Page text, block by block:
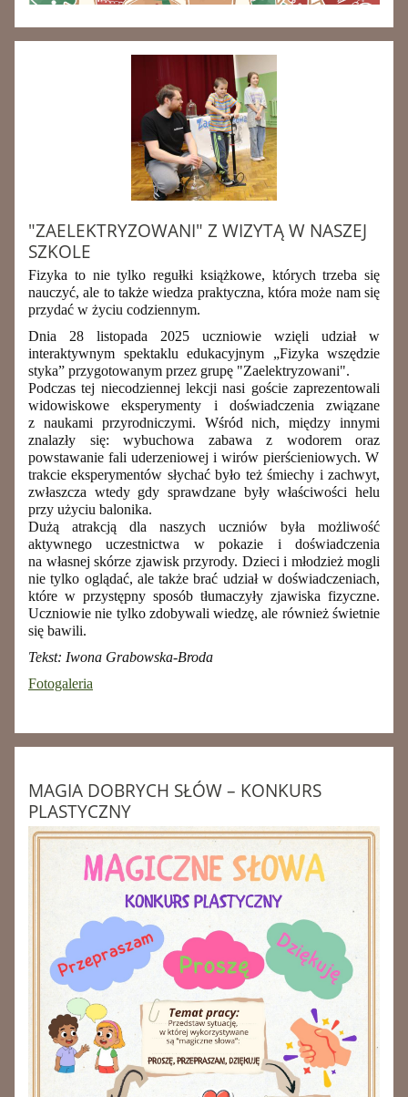
"ZAELEKTRYZOWANI" Z WIZYTĄ W NASZEJ
SZKOLE
Fizyka to nie tylko regułki książkowe, których trzeba się
nauczyć, ale to także wiedza praktyczna, która może nam się
przydać w życiu codziennym.
Dnia 28 listopada 2025 uczniowie wzięli udział w
interaktywnym spektaklu edukacyjnym „Fizyka wszędzie
styka” przygotowanym przez grupę "Zaelektryzowani".
Podczas tej niecodziennej lekcji nasi gościezaprezentowali
widowiskowe eksperymenty i doświadczenia związane
z naukami przyrodniczymi. Wśród nich,
między innymi
znalazły się: wybuchowa zabawa z wodorem oraz
powstawanie fali uderzeniowej i wirów pierścieniowych. W
trakcie eksperymentów słychać było też śmiechy i zachwyt,
zwłaszcza wtedy gdy sprawdzane były właściwości helu
przy użyciu balonika.
Dużą atrakcją dla naszych uczniów była możliwość
aktywnego uczestnictwa w pokazie i doświadczenia
na własnej skórze zjawisk przyrody. Dzieci i młodzież mogli
nie tylko oglądać, ale także brać udział w doświadczeniach,
które w przystępny sposób tłumaczyły zjawiska fizyczne.
Uczniowie nie tylko zdobywali wiedzę, ale również świetnie
się bawili.
Tekst: Iwona Grabowska-Broda
Fotogaleria
MAGIA DOBRYCH SŁÓW – KONKURS
PLASTYCZNY